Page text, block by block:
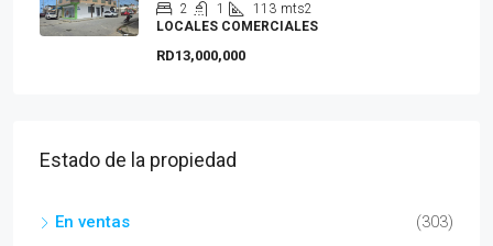
2 1 113 mts2
LOCALES COMERCIALES
RD13,000,000
Estado de la propiedad
En ventas
(303)